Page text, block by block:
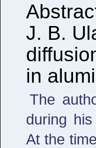
J. B.
in
The
during
At the